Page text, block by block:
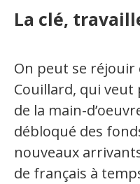
Historique
Lois et jurisprudence
Organismes de la
Organismes de la
Publications
La clé,
On peut se
Couillard, qui veut
de la main-
débloqué des
nouveaux
de français à